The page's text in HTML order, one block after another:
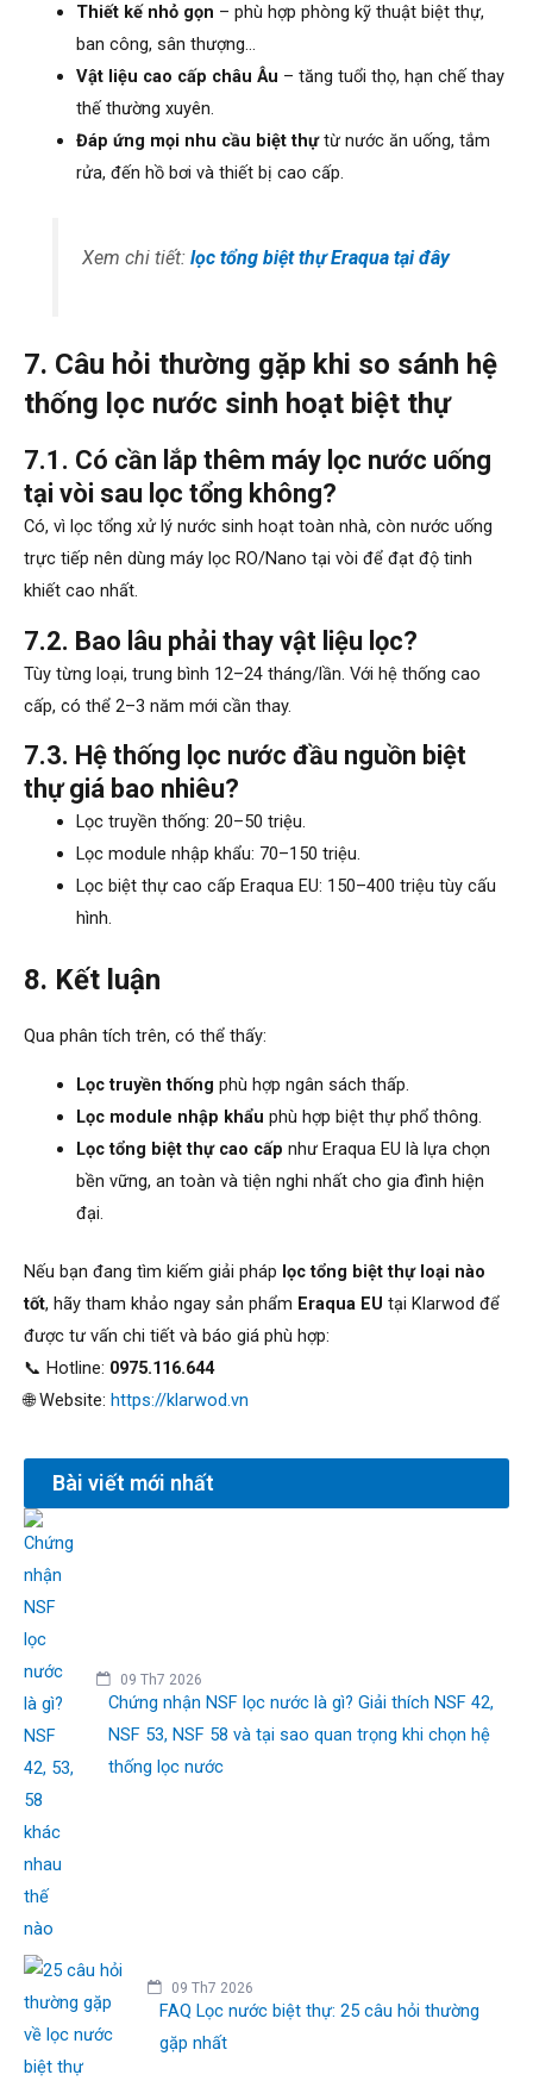
Thiết kế nhỏ gọn – phù hợp phòng kỹ thuật biệt thự,
ban công, sân thượng…
Vật liệu cao cấp châu Âu – tăng tuổi thọ, hạn chế thay
thế thường xuyên.
Đáp ứng mọi nhu cầu biệt thựtừ nước ăn uống, tắm
rửa, đến hồ bơi và thiết bị cao cấp.
Xem chi tiết:lọc tổng biệt thự Eraqua tại đây
7. Câu hỏi thường gặp khi so sánh hệ
thống lọc nước sinh hoạt biệt thự
7.1. Có cần lắp thêm máy lọc nước uống
tại vòi sau lọc tổng không?
Có, vì lọc tổng xử lý nước sinh hoạt toàn nhà, còn nước uống
trực tiếp nên dùng máy lọc RO/Nano tại vòi để đạt độ tinh
khiết cao nhất.
7.2. Bao lâu phải thay vật liệu lọc?
Tùy từng loại, trung bình 12–24 tháng/lần. Với hệ thống cao
cấp, có thể 2–3 năm mới cần thay.
7.3. Hệ thống lọc nước đầu nguồn biệt
thự giá bao nhiêu?
Lọc truyền thống: 20–50 triệu.
Lọc module nhập khẩu: 70–150 triệu.
Lọc biệt thự cao cấp Eraqua EU: 150–400 triệu tùy cấu
hình.
8. Kết luận
Qua phân tích trên, có thể thấy:
Lọc truyền thống phù hợp ngân sách thấp.
Lọc module nhập khẩu phù hợp biệt thự phổ thông.
Lọc tổng biệt thự cao cấp như Eraqua EU là lựa chọn
bền vững, an toàn và tiện nghi nhất cho gia đình hiện
đại.
Nếu bạn đang tìm kiếm giải pháp lọc tổng biệt thự loại nào
tốt, hãy tham khảo ngay sản phẩm Eraqua EU tại Klarwod để
được tư vấn chi tiết và báo giá phù hợp:
📞 Hotline: 0975.116.644
🌐 Website: https://klarwod.vn
Bài viết mới nhất
09 Th7 2026
Chứng nhận NSF lọc nước là gì? Giải thích NSF 42,
NSF 53, NSF 58 và tại sao quan trọng khi chọn hệ
thống lọc nước
09 Th7 2026
FAQ Lọc nước biệt thự: 25 câu hỏi thường
gặp nhất